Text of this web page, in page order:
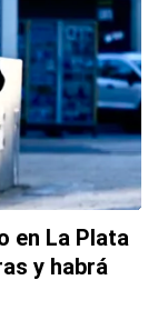
en La Plata
y habrá